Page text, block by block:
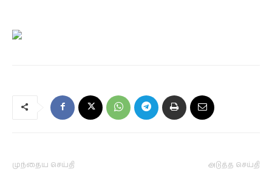
முந்தைய செய்தி அடுத்த செய்தி